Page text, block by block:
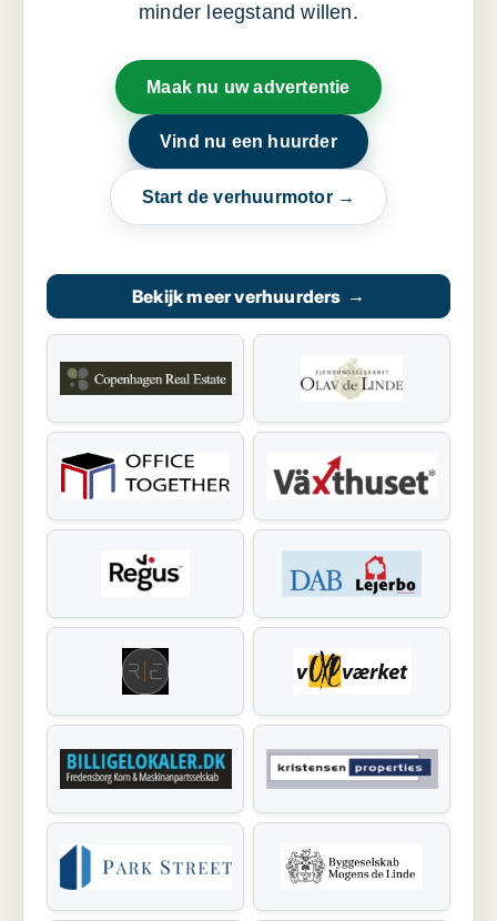
minder leegstand willen.
Maak nu uw advertentie
Vind nu een huurder
Start de verhuurmotor →
Bekijk meer verhuurders →